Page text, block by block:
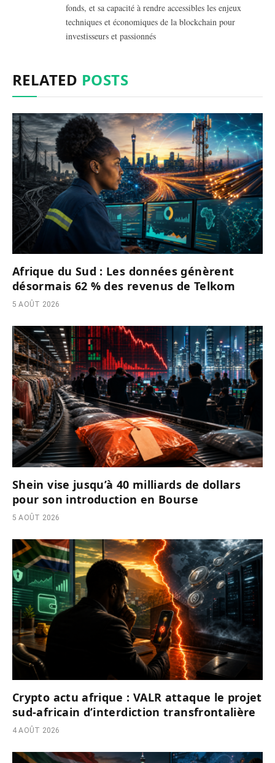
fonds, et sa capacité à rendre accessibles les enjeux
techniques et économiques de la blockchain pour
investisseurs et passionnés
RELATED POSTS
Afrique du Sud : Les données génèrent
désormais 62 % des revenus de Telkom
5 AOÛT 2026
Shein vise jusqu’à 40 milliards de dollars
pour son introduction en Bourse
5 AOÛT 2026
Crypto actu afrique : VALR attaque le projet
sud-africain d’interdiction transfrontalière
4 AOÛT 2026